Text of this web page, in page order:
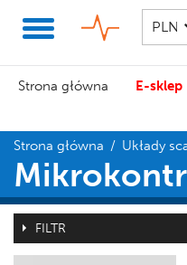
Strona główna E-sklep
Strona główna / Układy
FILTR